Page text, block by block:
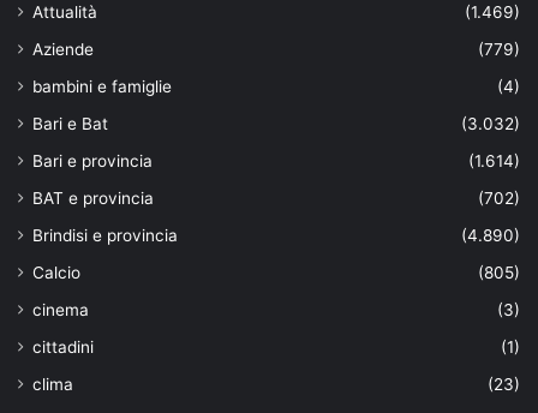
Attualità
(1.469)
Aziende
(779)
bambini e famiglie
(4)
Bari e Bat
(3.032)
Bari e provincia
(1.614)
BAT e provincia
(702)
Brindisi e provincia
(4.890)
Calcio
(805)
cinema
(3)
cittadini
(1)
clima
(23)